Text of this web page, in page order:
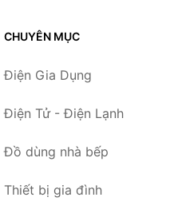
CHUYÊN MỤC
Điện Gia Dụng
Điện Tử - Điện Lạnh
Đồ dùng nhà bếp
Thiết bị gia đình